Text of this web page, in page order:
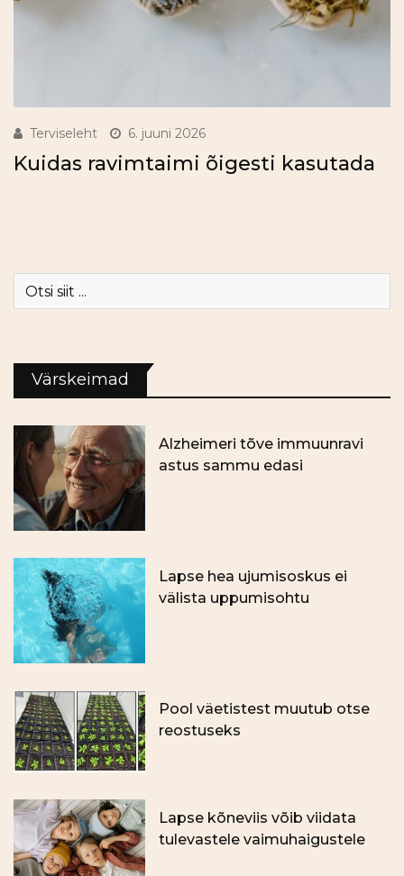
Terviseleht 6. juuni 2026
Kuidas ravimtaimi õigesti kasutada
Värskeimad
Alzheimeri tõve immuunravi
astus sammu edasi
Lapse hea ujumisoskus ei
välista uppumisohtu
Pool väetistest muutub otse
reostuseks
Lapse kõneviis võib viidata
tulevastele vaimuhaigustele